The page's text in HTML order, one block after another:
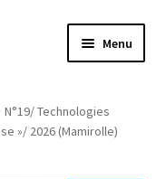
Menu
N°19/ Technologies
»/ 2026 (Mamirolle)